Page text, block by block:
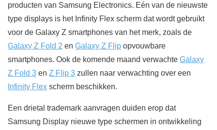
producten van Samsung Electronics. Eén van de nieuwste
type displays is het Infinity Flex scherm dat wordt gebruikt
voor de Galaxy Z smartphones van het merk, zoals de
Galaxy Z Fold 2 en Galaxy Z Flip opvouwbare
smartphones. Ook de komende maand verwachte Galaxy
Z Fold 3 en Z Flip 3 zullen naar verwachting over een
Infinity Flex scherm beschikken.
Een drietal trademark aanvragen duiden erop dat
Samsung Display nieuwe type schermen in ontwikkeling